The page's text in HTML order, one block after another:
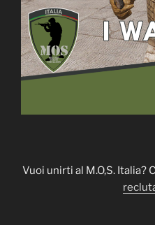
Vuoi unirti al M.O,S. Italia?